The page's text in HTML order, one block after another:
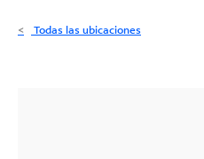
Todas las ubicaciones